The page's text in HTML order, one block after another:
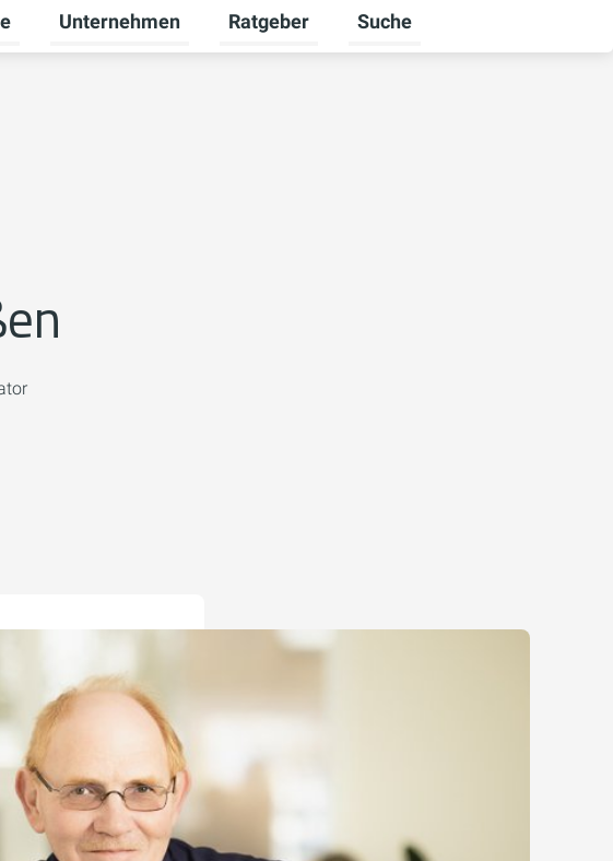
für Gewerbekunden umschalten
Untermenü für Karriere umschalten
Unternehmen
Untermenü für Unternehmen umschalten
Ratgeber
Untermenü für Ratgeber
Suche